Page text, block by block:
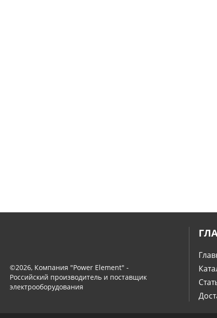
©2026, Компания "Power Element" -
Российский производитель и поставщик
электрооборудования